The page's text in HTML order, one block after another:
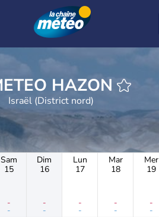
METEO HAZON
Israël (District nord)
Sam
15
-
-
Dim
16
-
-
Lun
17
-
-
Mar
18
-
-
Mer
19
-
-